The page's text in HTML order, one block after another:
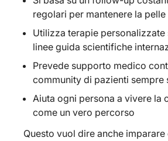
regolari per mantenere la pelle
Utilizza terapie personalizzate
linee guida scientifiche
Prevede supporto medico
community di pazienti sempre
Aiuta ogni persona a vivere la
come un vero percorso
Questo vuol dire anche imparare